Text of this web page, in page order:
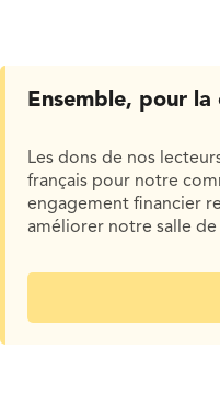
Ensemble, pour
Les dons de nos
français pour notre
engagement financier
améliorer notre salle